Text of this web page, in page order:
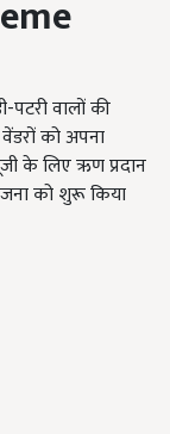
पटरी वालों की
को अपना
के लिए ऋण प्रदान
को शुरू किया